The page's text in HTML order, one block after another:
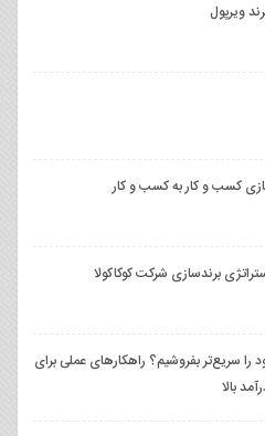
ویرپول
سریع‌تر بفروشیم؟ راهکارهای عملی برای
بالا